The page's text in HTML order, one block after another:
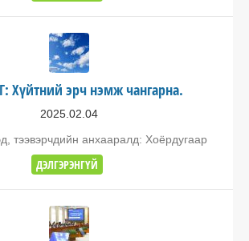
Хүйтний эрч нэмж чангарна.
2025.02.04
тээвэрчдийн анхааралд: Хоёрдугаар
ДЭЛГЭРЭНГҮЙ